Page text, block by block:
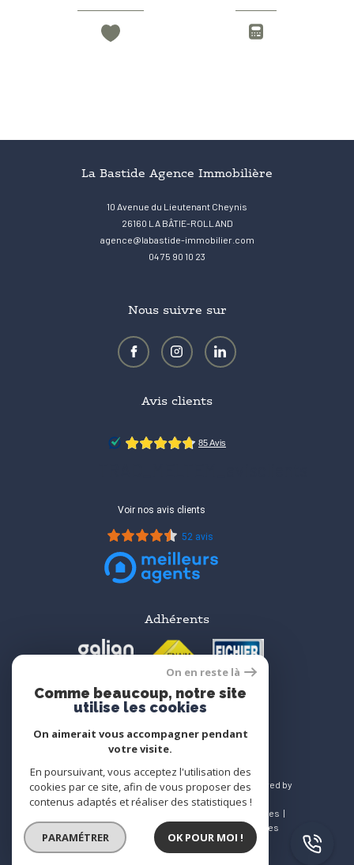
La Bastide Agence Immobilière
04 75 90 10 23
agence@labastide-immobilier.com
10 Avenue du Lieutenant Cheynis
26160
LA BÂTIE-ROLLAND
Nous suivre sur
Avis clients
Voir nos avis clients
52 avis
Adhérents
© 2026 | Tous droits réservés | Traduction powered by
Google |
Mentions légales
Admin
Nos liens Cookies
On en reste là
Comme beaucoup, notre site
utilise les cookies
On aimerait vous accompagner pendant
votre visite.
En poursuivant, vous acceptez l'utilisation des
cookies par ce site, afin de vous proposer des
contenus adaptés et réaliser des statistiques !
PARAMÉTRER OK POUR MOI !